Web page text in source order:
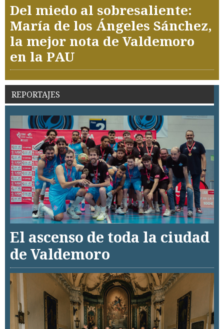
Del miedo al sobresaliente:
María de los Ángeles Sánchez,
la mejor nota de Valdemoro
en la PAU
REPORTAJES
El ascenso de toda la ciudad
de Valdemoro